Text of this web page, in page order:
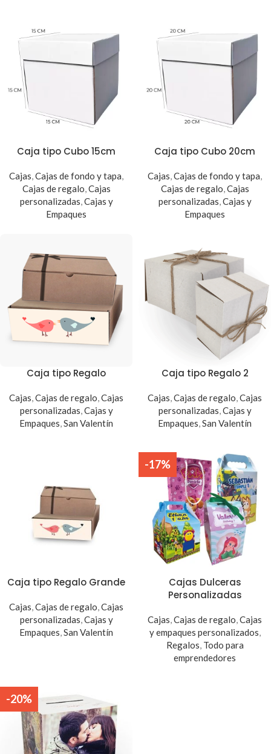
Caja tipo Cubo 15cm
Cajas,Cajas de fondo y tapa,
Cajas de regalo,Cajas
personalizadas,Cajas y
Empaques
Caja tipo Cubo 20cm
Cajas,Cajas de fondo y tapa,
Cajas de regalo,Cajas
personalizadas,Cajas y
Empaques
Caja tipo Regalo
Cajas,Cajas de regalo,Cajas
personalizadas,Cajas y
Empaques,San Valentín
Caja tipo Regalo 2
Cajas,Cajas de regalo,Cajas
personalizadas,Cajas y
Empaques,San Valentín
Caja tipo Regalo Grande
Cajas,Cajas de regalo,Cajas
personalizadas,Cajas y
Empaques,San Valentín
-17%
Cajas Dulceras
Personalizadas
Cajas,Cajas de regalo,Cajas
y empaques personalizados,
Regalos, Todo para
emprendedores
-20%